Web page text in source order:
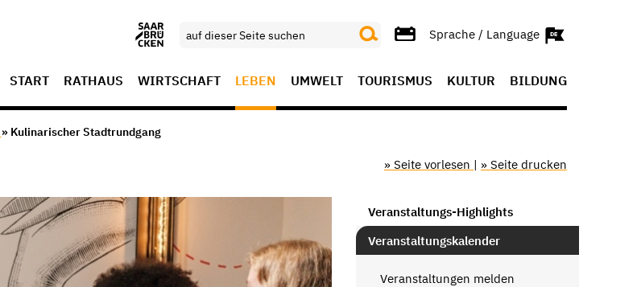
Sprache / Language
START RATHAUS WIRTSCHAFT LEBEN UMWELT TOURISMUS KULTUR BILDUNG
» Kulinarischer Stadtrundgang
» Seite vorlesen | » Seite drucken
Veranstaltungs-Highlights
Veranstaltungskalender
Veranstaltungen melden